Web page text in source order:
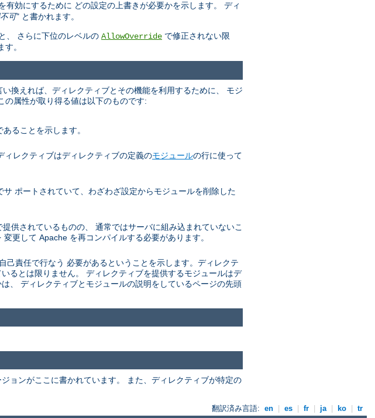
効にするために どの設定の上書きが必要かを示します。 ディ
可" と書かれます。
、 さらに下位のレベルの AllowOverride で修正されない限
。
換えれば、ディレクティブとその機能を利用するために、 モジ
の属性が取り得る値は以下のものです:
ることを示します。
ィレクティブはディレクティブの定義のモジュールの行に使って
ポートされていて、わざわざ設定からモジュールを削除した
供されているものの、 通常ではサーバに組み込まれていないこ
更して Apache を再コンパイルする必要があります。
責任で行なう 必要があるということを示します。ディレクテ
るとは限りません。 ディレクティブを提供するモジュールはデ
、 ディレクティブとモジュールの説明をしているページの先頭
ョンがここに書かれています。 また、ディレクティブが特定の
翻訳済み言語: en es fr ja ko tr